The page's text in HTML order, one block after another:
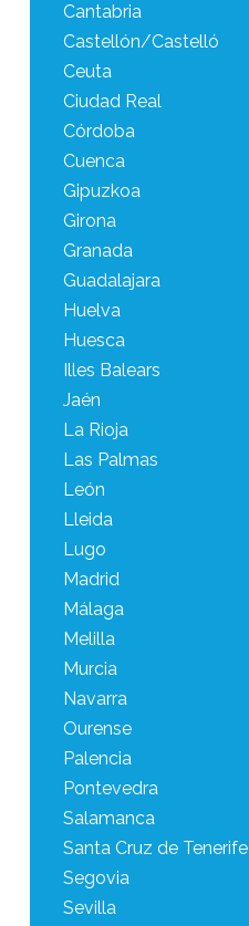
Cantabria
Castellón/Castelló
Ceuta
Ciudad Real
Córdoba
Cuenca
Gipuzkoa
Girona
Granada
Guadalajara
Huelva
Huesca
Illes Balears
Jaén
La Rioja
Las Palmas
León
Lleida
Lugo
Madrid
Málaga
Melilla
Murcia
Navarra
Ourense
Palencia
Pontevedra
Salamanca
Santa Cruz de Tenerife
Segovia
Sevilla